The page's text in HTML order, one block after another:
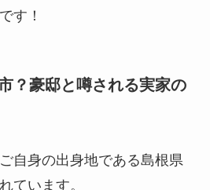
す！
？豪邸と噂される実家の
自身の出身地である島根県
ています。